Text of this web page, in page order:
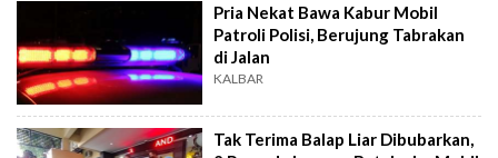
Pria Nekat Bawa Kabur Mobil
Patroli Polisi, Berujung Tabrakan
di Jalan
KALBAR
Tak Terima Balap Liar Dibubarkan,